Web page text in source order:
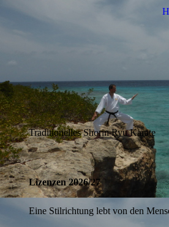
Traditionelles Shorin Ryu Karate
Lizenzen 2026/27
Eine Stilrichtung lebt von den